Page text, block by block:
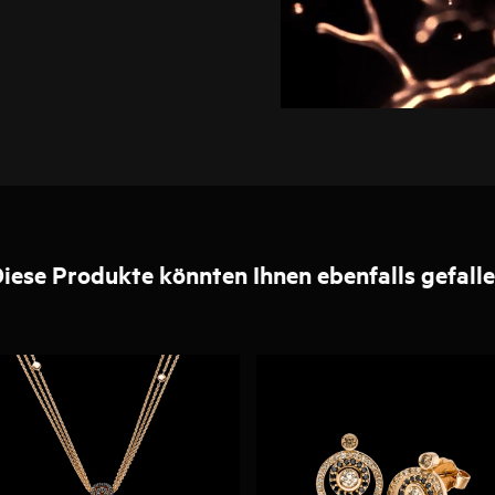
Produkte könnten Ihnen ebenfalls